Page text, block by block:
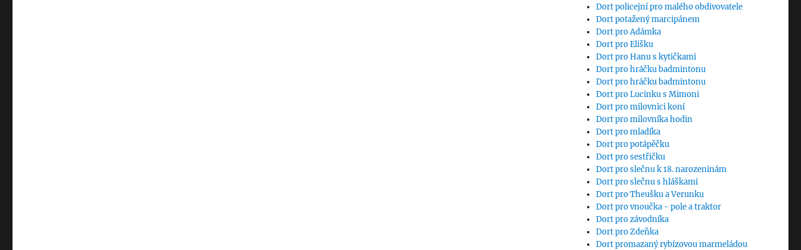
Dort policejní pro malého obdivovatele
Dort potažený marcipánem
Dort pro Adámka
Dort pro Elišku
Dort pro Hanu s kytičkami
Dort pro hráčku badmintonu
Dort pro hráčku badmintonu
Dort pro Lucinku s Mimoni
Dort pro milovnici koní
Dort pro milovníka hodin
Dort pro mladíka
Dort pro potápěčku
Dort pro sestřičku
Dort pro slečnu k 18. narozeninám
Dort pro slečnu s hláškami
Dort pro Theušku a Verunku
Dort pro vnoučka - pole a traktor
Dort pro závodníka
Dort pro Zdeňka
Dort promazaný rybízovou marmeládou